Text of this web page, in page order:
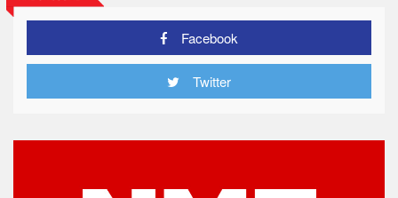
Facebook
Twitter